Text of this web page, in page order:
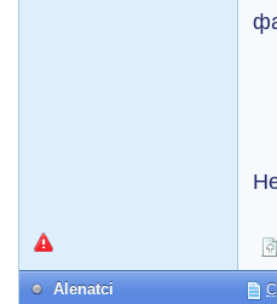
Alenatci